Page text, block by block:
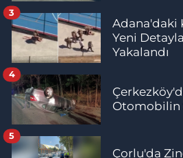
Adana'daki
Yeni
Yakalandı
3
Otomobilin
4
Çorlu'da
5